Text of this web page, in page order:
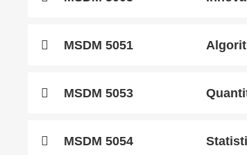
Area
Area
MSDM 5051
Area
MSDM 5053
Area
MSDM 5054